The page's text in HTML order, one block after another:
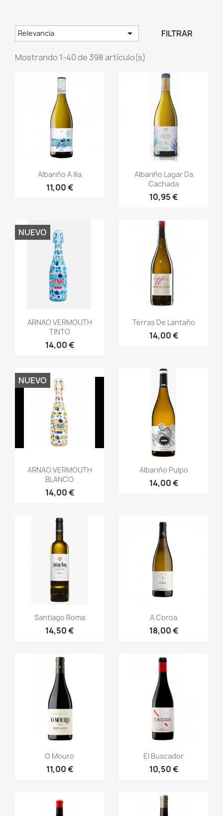
Relevancia  FILTRAR
Mostrando 1-40 de 398 artículo(s)
Vista rápida
Albariño A Illa
11,00 €
Vista rápida
Albariño Lagar Da
Cachada
10,95 €
Vista rápida
ARNAO VERMOUTH
TINTO
14,00 €
NUEVO
Vista rápida
Terras De Lantaño
14,00 €
Vista rápida
ARNAO VERMOUTH
BLANCO
14,00 €
NUEVO
Vista rápida
Albariño Pulpo
14,00 €
Vista rápida
Santiago Roma
14,50 €
Vista rápida
A Coroa
18,00 €
Vista rápida
O Mouro
11,00 €
Vista rápida
El Buscador
10,50 €